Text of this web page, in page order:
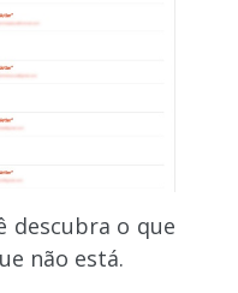
descubra o que
não está.